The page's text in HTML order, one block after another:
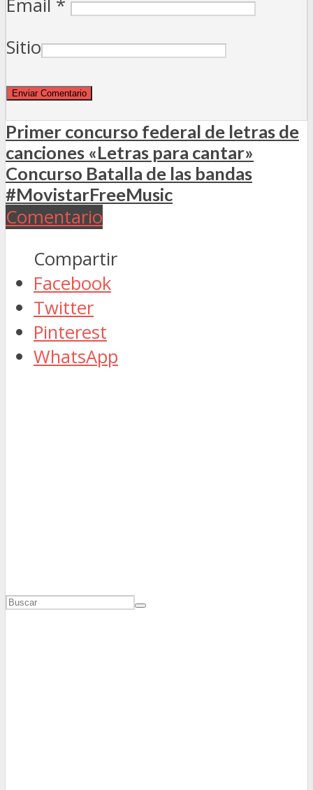
Email *
Sitio
Primer concurso federal de letras de
canciones «Letras para cantar»
Concurso Batalla de las bandas
#MovistarFreeMusic
Comentario
Compartir
Facebook
Twitter
Pinterest
WhatsApp